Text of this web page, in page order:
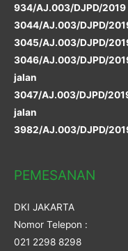
934/AJ.003/DJPD/
3044/AJ.003/DJPD/
3045/AJ.003/DJPD/
3046/AJ.003/DJPD/
jalan
3047/AJ.003/DJPD/
jalan
3982/AJ.003/DJPD/
PEMESANAN
DKI JAKARTA
Nomor Telepon :
021 2298 8298